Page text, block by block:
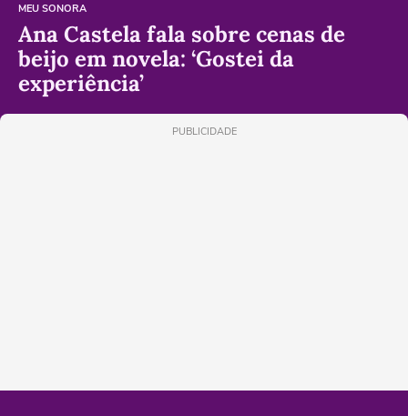
MEU SONORA
Ana Castela fala sobre cenas de
beijo em novela: ‘Gostei da
experiência’
PUBLICIDADE